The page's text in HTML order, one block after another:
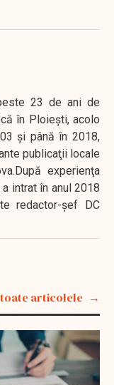
23 de ani de
în Ploieşti, acolo
şi până în 2018,
publicaţii locale
experienţa
intrat în anul 2018
redactor-şef DC
articolele